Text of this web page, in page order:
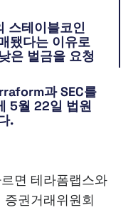
스테이블코인
됐다는 이유로
은 벌금을 요청
과 SEC를
5월 22일 법원
.
면 테라폼랩스와
권거래위원회